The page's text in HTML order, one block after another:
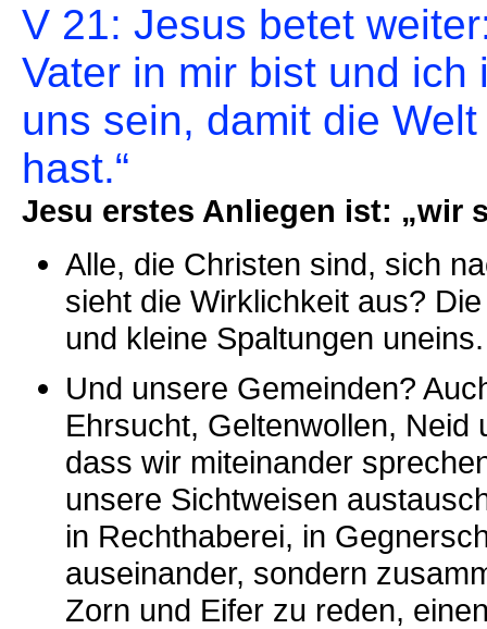
V 21: Jesus betet
Vater in mir bist und
uns sein, damit die
hast.“
Jesu erstes Anliegen ist: „wir
Alle, die Christen sind, sich
sieht die Wirklichkeit aus?
und kleine Spaltungen uneins.
Und unsere Gemeinden?
Ehrsucht, Geltenwollen,
dass wir miteinander
unsere Sichtweisen
in Rechthaberei, in
auseinander, sondern
Zorn und Eifer zu reden,